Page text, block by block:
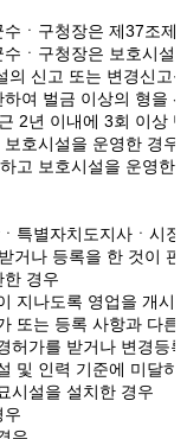
ㆍ구청장은 제37조
ㆍ구청장은 보호시
의 신고 또는 변경신고
여 벌금 이상의 형을
2년 이내에 3회 이상
호시설을 운영한 경우
고 보호시설을 운영한
별자치도지사ㆍ시장
거나 등록을 한 것이
경우
지나도록 영업을 개시
또는 등록 사항과 다
허가를 받거나 변경등
및 인력 기준에 미달
시설을 설치한 경우
우